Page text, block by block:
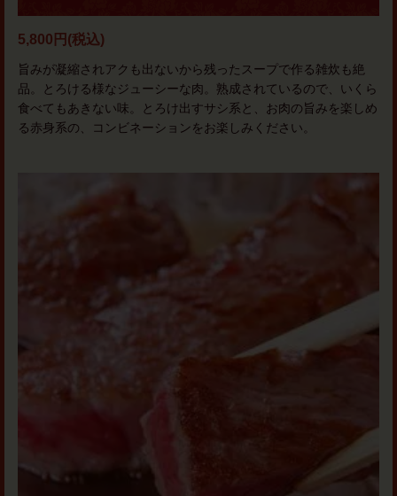
5,800円 (税込)
旨みが凝縮されアクも出ないから残ったスープで作る雑炊も絶
品。とろける様なジューシーな肉。熟成されているので、いくら
食べてもあきない味。とろけ出すサシ系と、お肉の旨みを楽しめ
る赤身系の、コンビネーションをお楽しみください。